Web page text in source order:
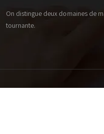
On distingue deux domaines de
tournante.
Suivre une formation